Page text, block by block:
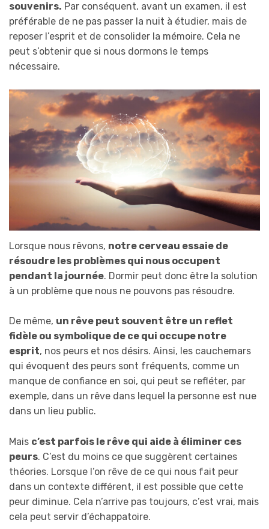
souvenirs. Par conséquent, avant un examen, il est
préférable de ne pas passer la nuit à étudier, mais de
reposer l’esprit et de consolider la mémoire. Cela ne
peut s’obtenir que si nous dormons le temps
nécessaire.
Lorsque nous rêvons, notre cerveau essaie de
résoudre les problèmes qui nous occupent
pendant la journée. Dormir peut donc être la solution
à un problème que nous ne pouvons pas résoudre.
De même, un rêve peut souvent être un reflet
fidèle ou symbolique de ce qui occupe notre
esprit, nos peurs et nos désirs. Ainsi, les cauchemars
qui évoquent des peurs sont fréquents, comme un
manque de confiance en soi, qui peut se refléter, par
exemple, dans un rêve dans lequel la personne est nue
dans un lieu public.
Mais c’est parfois le rêve qui aide à éliminer ces
peurs. C’est du moins ce que suggèrent certaines
théories. Lorsque l’on rêve de ce qui nous fait peur
dans un contexte différent, il est possible que cette
peur diminue. Cela n’arrive pas toujours, c’est vrai, mais
cela peut servir d’échappatoire.